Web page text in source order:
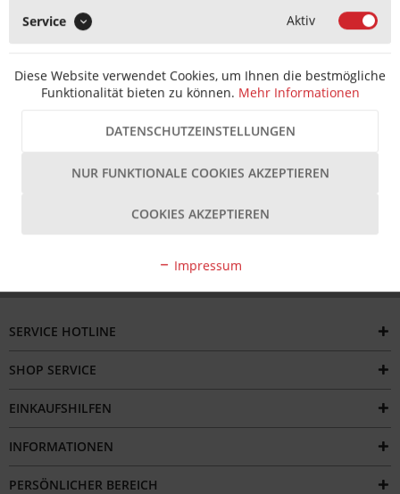
Artikel-Nr.: T2020110001326-001 EAN-Nr.: 4260264598903
Hersteller Artikel-Nr.: Z91290002.0001 Hersteller: HUECK HARTMANN
Baubeschlagteil, das speziell für den...mehr
SERVICE HOTLINE
SHOP SERVICE
EINKAUFSHILFEN
INFORMATIONEN
PERSÖNLICHER BEREICH
Service Aktiv
Diese Website verwendet Cookies, um Ihnen die bestmögliche
Funktionalität bieten zu können. Mehr Informationen
DATENSCHUTZEINSTELLUNGEN
NUR FUNKTIONALE COOKIES AKZEPTIEREN
COOKIES AKZEPTIEREN
Impressum